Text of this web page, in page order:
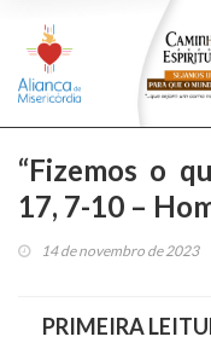
“Fizemos o
17, 7-10 –
14 de novembro de 2023
PRIMEIRA